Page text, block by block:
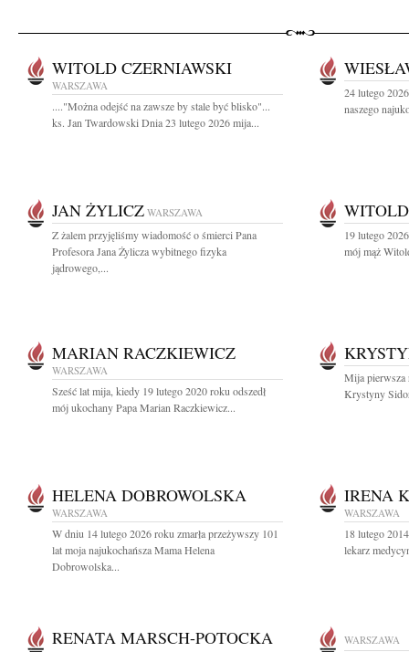
WITOLD CZERNIAWSKI
WARSZAWA
...."Można odejść na zawsze by stale być blisko"...
ks. Jan Twardowski Dnia 23 lutego 2026 mija...
24 lutego
naszego
JAN ŻYLICZ WARSZAWA
Z żalem przyjęliśmy wiadomość o śmierci Pana
Profesora Jana Żylicza wybitnego fizyka
jądrowego,...
19 lutego
mój mąż
MARIAN RACZKIEWICZ
WARSZAWA
Sześć lat mija, kiedy 19 lutego 2020 roku odszedł
mój ukochany Papa Marian Raczkiewicz...
Mija pierwsza
Krystyny
HELENA DOBROWOLSKA
WARSZAWA
W dniu 14 lutego 2026 roku zmarła przeżywszy 101
lat moja najukochańsza Mama Helena
Dobrowolska...
IRENA
WARSZAWA
18 lutego
lekarz
RENATA MARSCH-POTOCKA WARSZAWA